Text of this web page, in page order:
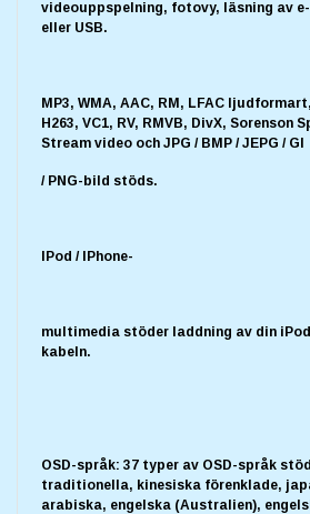
videouppspelning, fotovy, läsning av
eller USB.
MP3, WMA, AAC, RM, LFAC
H263, VC1, RV, RMVB, DivX, Sorenson
Stream video och JPG / BMP / JEPG / GI
/ PNG-bild stöds.
IPod / IPhone-
multimedia stöder laddning av din iPod
kabeln.
OSD-språk: 37 typer av OSD-språk
traditionella, kinesiska förenklade,
arabiska, engelska (Australien),